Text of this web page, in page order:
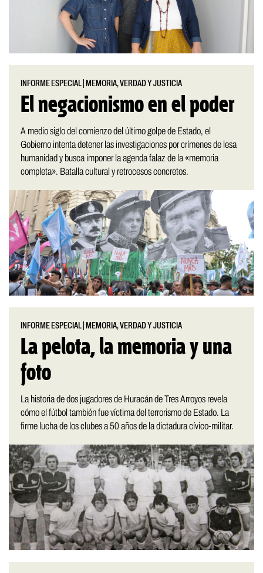
INFORME ESPECIAL MEMORIA, VERDAD Y JUSTICIA
El negacionismo en el poder
A medio siglo del comienzo del último golpe de Estado, el
Gobierno intenta detener las investigaciones por crímenes de lesa
humanidad y busca imponer la agenda falaz de la «memoria
completa». Batalla cultural y retrocesos concretos.
INFORME ESPECIAL MEMORIA, VERDAD Y JUSTICIA
La pelota, la memoria y una
foto
La historia de dos jugadores de Huracán de Tres Arroyos revela
cómo el fútbol también fue víctima del terrorismo de Estado. La
firme lucha de los clubes a 50 años de la dictadura cívico-militar.